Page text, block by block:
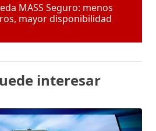
MASS Seguro: menos
mayor disponibilidad
interesar